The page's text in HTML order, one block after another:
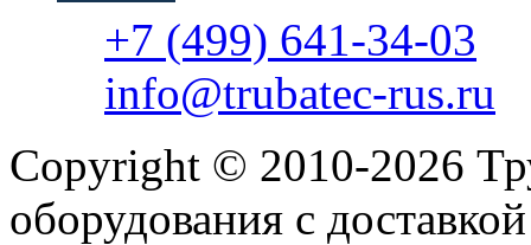
+7 (499) 641-34-03
info@trubatec-rus.ru
Copyright © 2010-2026
оборудования с